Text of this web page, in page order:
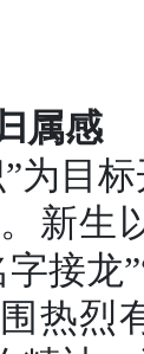
属感
为目
新生
接龙
热烈